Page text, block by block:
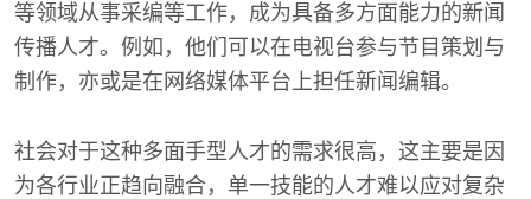
等领域从事采编等工作，成为具备多方面能力的新闻
传播人才。例如，他们可以在电视台参与节目策划与
制作，亦或是在网络媒体平台上担任新闻编辑。
社会对于这种多面手型人才的需求很高，这主要是因
为各行业正趋向融合，单一技能的人才难以应对复杂